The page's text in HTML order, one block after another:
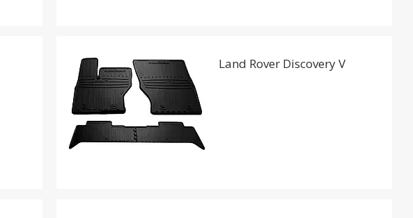
Land Rover Discovery V